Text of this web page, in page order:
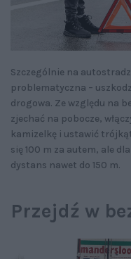
Szczególnie na
problematyczna –
drogowa. Ze względu na
zjechać na pobocze,
kamizelkę i ustawić
się 100 m za autem, ale
dystans nawet do 150 m.
Przejdź w